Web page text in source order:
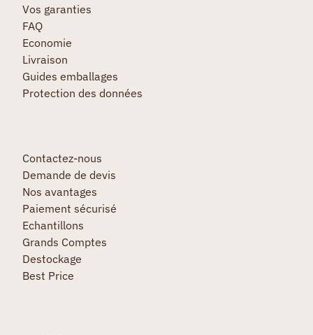
Vos garanties
FAQ
Economie
Livraison
Guides emballages
Protection des données
Contactez-nous
Demande de devis
Nos avantages
Paiement sécurisé
Echantillons
Grands Comptes
Destockage
Best Price